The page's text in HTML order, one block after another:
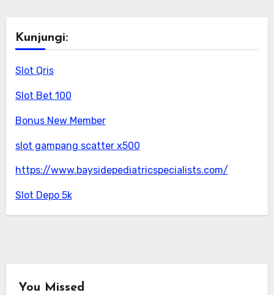
Kunjungi:
Slot Qris
Slot Bet 100
Bonus New Member
slot gampang scatter x500
https://www.baysidepediatricspecialists.com/
Slot Depo 5k
You Missed